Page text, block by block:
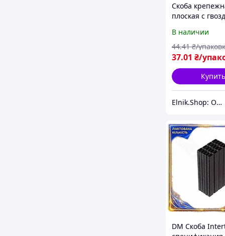
Скоба
плоская с
[s013003] E.NEXT
В наличии
37.01 ₴/
44.41 ₴/
Купить
Elnik.Shop: Оптово-розничная компания
DM Скоба